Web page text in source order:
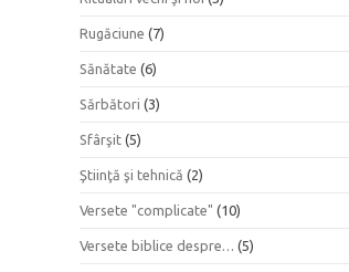
Rugăciune (7)
Sănătate (6)
Sărbători (3)
Sfârşit (5)
Ştiinţă şi tehnică (2)
Versete "complicate" (10)
Versete biblice despre… (5)